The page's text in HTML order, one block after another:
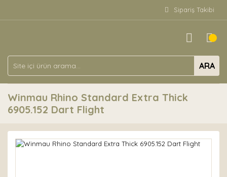
Sipariş Takibi
ARA
Winmau Rhino Standard Extra Thick
6905.152 Dart Flight